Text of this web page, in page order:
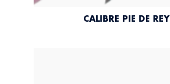
CALIBRE PIE DE REY